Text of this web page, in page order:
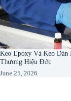
Keo Epoxy Và Keo
Thương Hiệu Đức
June 25, 2026